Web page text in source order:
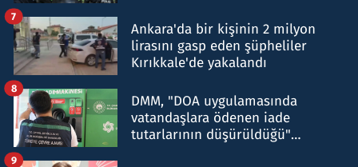
Ankara'da bir kişinin 2 milyon
lirasını gasp eden şüpheliler
Kırıkkale'de yakalandı
7
DMM, "DOA uygulamasında
vatandaşlara ödenen iade
tutarlarının düşürüldüğü"
8
9